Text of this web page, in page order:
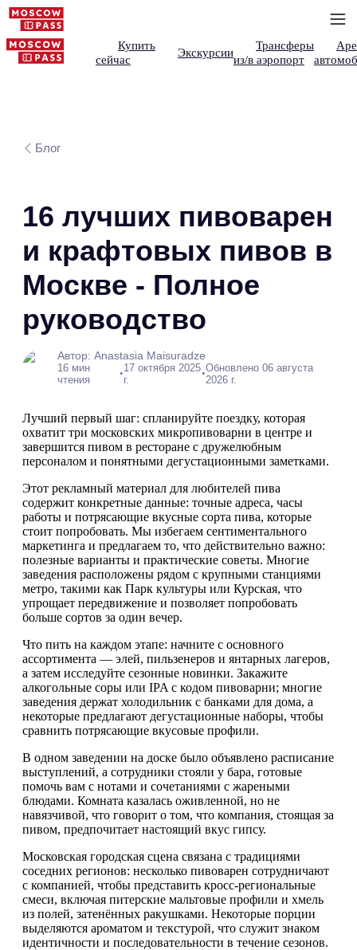
Купить
сейчас
Экскурсии
Трансферы
из/в аэропорт
Блог
16 лучших пивоварен
и крафтовых пивов в
Москве - Полное
руководство
Автор: Anastasia Maisuradze
16 мин
чтения
•17 октября 2025
г.
•Обновлено 06 августа
2026 г.
Лучший первый шаг: спланируйте поездку, которая
охватит три московских микропивоварни в центре и
завершится пивом в ресторане с дружелюбным
персоналом и понятными дегустационными заметками.
Этот рекламный материал для любителей пива
содержит конкретные данные: точные адреса, часы
работы и потрясающие вкусные сорта пива, которые
стоит попробовать. Мы избегаем сентиментального
маркетинга и предлагаем то, что действительно важно:
полезные варианты и практические советы. Многие
заведения расположены рядом с крупными станциями
метро, такими как Парк культуры или Курская, что
упрощает передвижение и позволяет попробовать
больше сортов за один вечер.
Что пить на каждом этапе: начните с основного
ассортимента — элей, пильзенеров и янтарных лагеров,
а затем исследуйте сезонные новинки. Закажите
алкогольные соры или IPA с кодом пивоварни; многие
заведения держат холодильник с банками для дома, а
некоторые предлагают дегустационные наборы, чтобы
сравнить потрясающие вкусовые профили.
В одном заведении на доске было объявлено расписание
выступлений, а сотрудники стояли у бара, готовые
помочь вам с нотами и сочетаниями с жареными
блюдами. Комната казалась оживленной, но не
навязчивой, что говорит о том, что компания, стоящая за
пивом, предпочитает настоящий вкус гипсу.
Московская городская сцена связана с традициями
соседних регионов: несколько пивоварен сотрудничают
с компанией, чтобы представить кросс-региональные
смеси, включая питерские мальтовые профили и хмель
из полей, затенённых ракушками. Некоторые порции
выделяются ароматом и текстурой, что служит знаком
идентичности и последовательности в течение сезонов.